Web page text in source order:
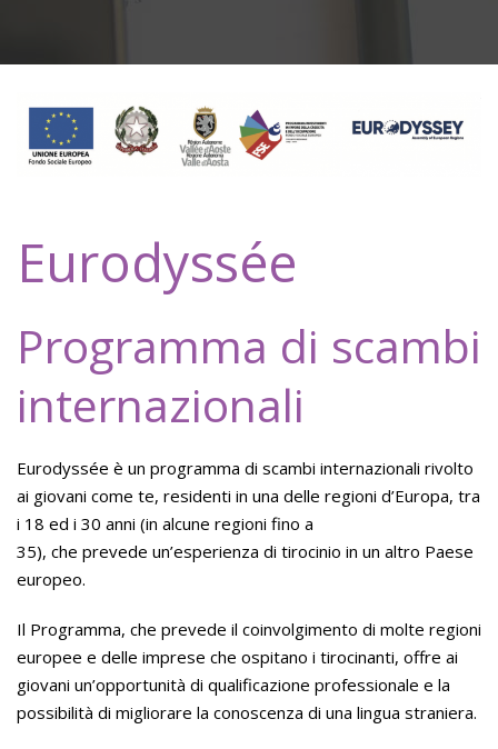
Eurodyssée
Programma di scambi
internazionali
Eurodyssée è un programma di scambi internazionali rivolto
ai giovani come te, residenti in una delle regioni d’Europa, tra
i 18 ed i 30 anni (in alcune regioni fino a
35), che prevede un’esperienza di tirocinio in un altro Paese
europeo.
Il Programma, che prevede il coinvolgimento di molte regioni
europee e delle imprese che ospitano i tirocinanti, offre ai
giovani un’opportunità di qualificazione professionale e la
possibilità di migliorare la conoscenza di una lingua straniera.